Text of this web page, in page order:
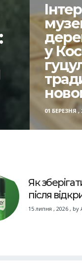
у
01 БЕРЕЗНЯ ,
Як
після
15 липня , 2026, by